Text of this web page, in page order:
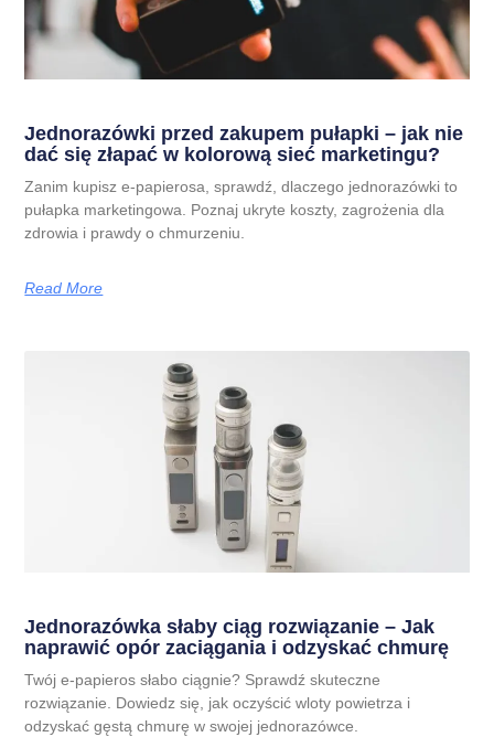
Jednorazówki przed zakupem pułapki – jak nie
dać się złapać w kolorową sieć marketingu?
Zanim kupisz e-papierosa, sprawdź, dlaczego jednorazówki to
pułapka marketingowa. Poznaj ukryte koszty, zagrożenia dla
zdrowia i prawdy o chmurzeniu.
Read More
Jednorazówka słaby ciąg rozwiązanie – Jak
naprawić opór zaciągania i odzyskać chmurę
Twój e-papieros słabo ciągnie? Sprawdź skuteczne
rozwiązanie. Dowiedz się, jak oczyścić wloty powietrza i
odzyskać gęstą chmurę w swojej jednorazówce.